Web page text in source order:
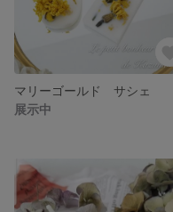
マリーゴールド サシェ
展示中